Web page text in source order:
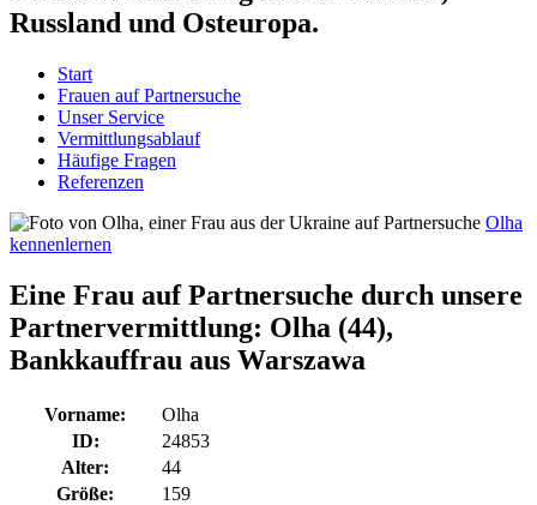
Russland und Osteuropa.
Start
Frauen auf Partnersuche
Unser Service
Vermittlungsablauf
Häufige Fragen
Referenzen
Olha
kennenlernen
Eine Frau auf Partnersuche durch unsere
Partnervermittlung: Olha (44),
Bankkauffrau aus Warszawa
Vorname:
Olha
ID:
24853
Alter:
44
Größe:
159